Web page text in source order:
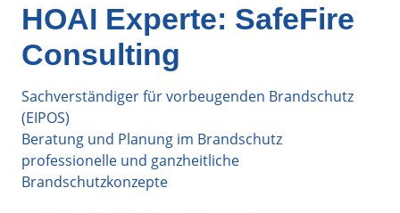
HOAI Experte: SafeFire
Consulting
Sachverständiger für vorbeugenden Brandschutz
(EIPOS)
Beratung und Planung im Brandschutz
professionelle und ganzheitliche
Brandschutzkonzepte